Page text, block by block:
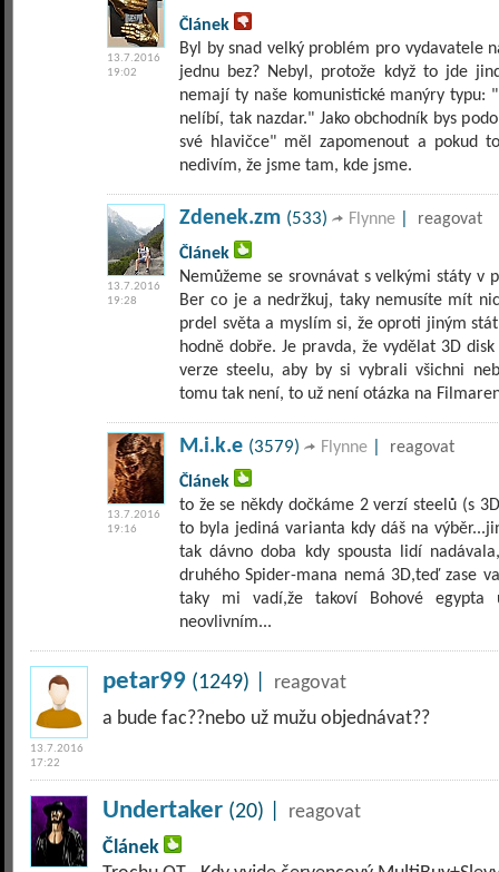
13.7.2016
19:02
Článek
Byl by snad velký problém pro vydavatele
jednu bez? Nebyl, protože když to jde
nemají ty naše komunistické manýry typu:
nelíbí, tak nazdar." Jako obchodník bys
své hlavičce" měl zapomenout a pokud
nedivím, že jsme tam, kde jsme.
13.7.2016
19:28
Zdenek.zm (533) Flynne
reagovat
Článek
Nemůžeme se srovnávat s velkými státy
Ber co je a nedržkuj, taky nemusíte mít
prdel světa a myslím si, že oproti jiným
hodně dobře. Je pravda, že vydělat 3D
verze steelu, aby by si vybrali všichni
tomu tak není, to už není otázka na
13.7.2016
19:16
M.i.k.e (3579) Flynne
reagovat
Článek
to že se někdy dočkáme 2 verzí steelů (s
to byla jediná varianta kdy dáš na
tak dávno doba kdy spousta lidí
druhého Spider-mana nemá 3D,teď zase
taky mi vadí,že takoví Bohové
neovlivním...
13.7.2016
17:22
petar99 (1249) |
reagovat
a bude fac??nebo už mužu objednávat??
Undertaker (20) |
reagovat
Článek